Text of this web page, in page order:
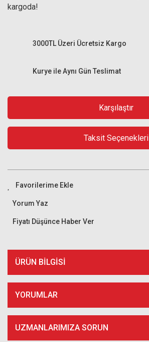
kargoda!
Kurye ile Aynı Gün Teslimat
3000TL Üzeri Ücretsiz Kargo
Karşılaştır
Taksit Seçenekleri
Yorum Yaz
Fiyatı Düşünce Haber Ver
ÜRÜN BILGISI
YORUMLAR
UZMANLARIMIZA SORUN